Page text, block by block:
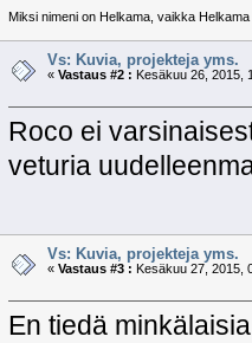
Miksi nimeni on Helkama, vaikka
Vs: Kuvia, projekteja yms.
« Vastaus #2 : Kesäkuu 26, 2015,
Roco ei
veturia
Vs: Kuvia, projekteja yms.
« Vastaus #3 : Kesäkuu 27, 2015,
En tiedä